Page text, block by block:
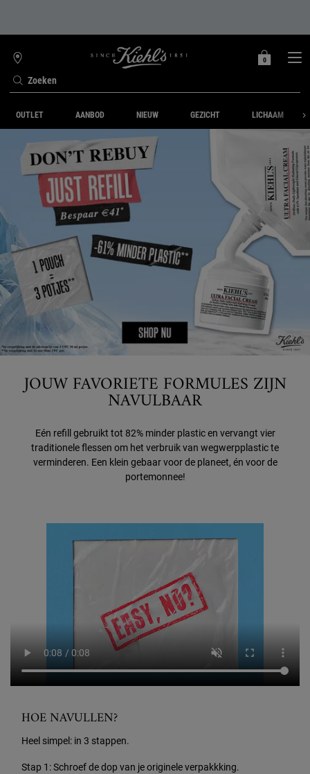
Zoeken
WINKELZOEKER
MIJN
0
0 PRODUCT
OUTLET AANBOD NIEUW GEZICHT LICHAAM
JOUW FAVORIETE FORMULES ZIJN
NAVULBAAR
Eén refill gebruikt tot 82% minder plastic en vervangt vier
traditionele flessen om het verbruik van wegwerpplastic te
verminderen. Een klein gebaar voor de planeet, én voor de
portemonnee!
HOE NAVULLEN?
Heel simpel: in 3 stappen.
Stap 1: Schroef de dop van je originele verpakkking.